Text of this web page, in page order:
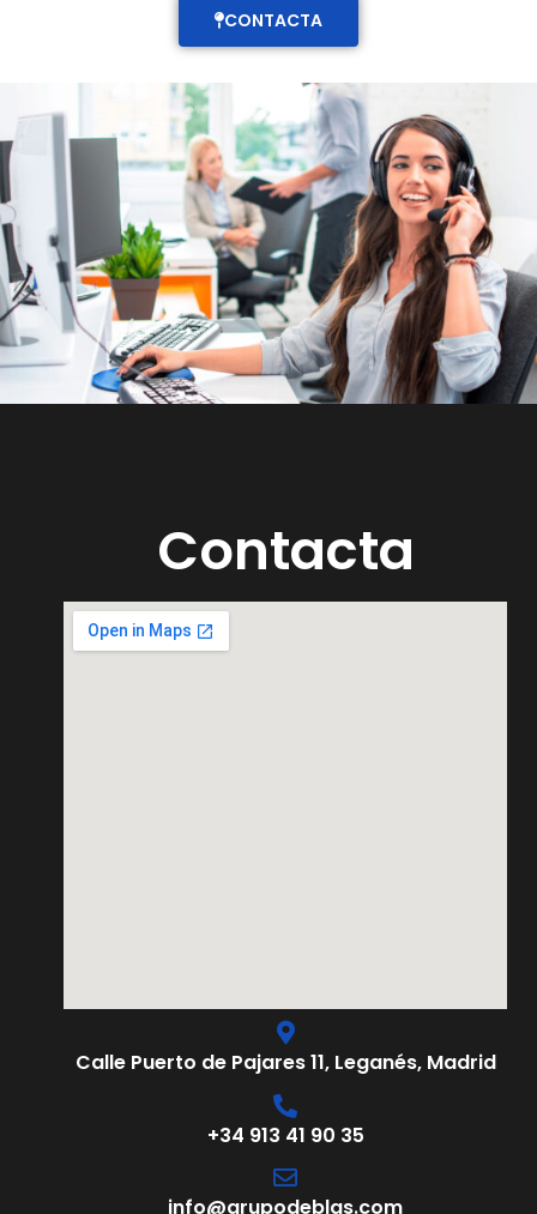
CONTACTA
Contacta
Calle Puerto de Pajares 11, Leganés, Madrid
+34 913 41 90 35
info@grupodeblas.com